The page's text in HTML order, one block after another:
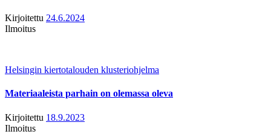
Kirjoitettu 24.6.2024
Ilmoitus
Helsingin kiertotalouden klusteriohjelma
Materiaaleista parhain on olemassa oleva
Kirjoitettu 18.9.2023
Ilmoitus